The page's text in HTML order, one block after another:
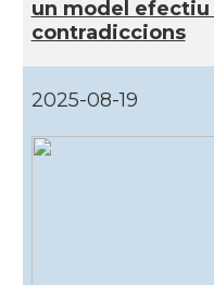
un model efectiu
contradiccions
2025-08-19